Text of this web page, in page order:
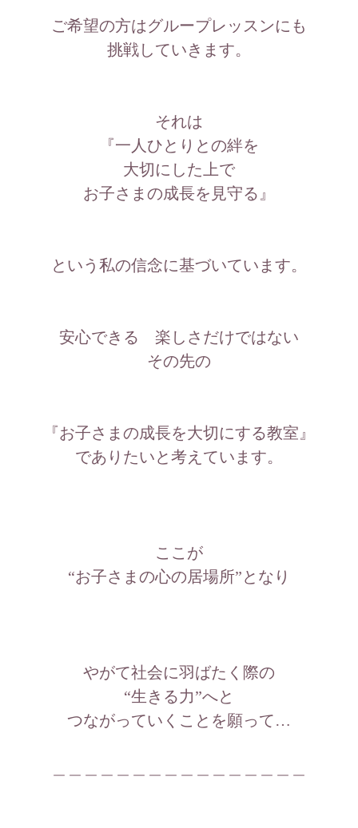
ご希望の方はグループレッスンにも
挑戦していきます。
それは
『一人ひとりとの絆を
大切にした上で
お子さまの成長を見守る』
という私の信念に基づいています。
安心できる 楽しさだけではない
その先の
『お子さまの成長を大切にする教室』
でありたいと考えています。
ここが
“お子さまの心の居場所”となり
やがて社会に羽ばたく際の
“生きる力”へと
つながっていくことを願って…